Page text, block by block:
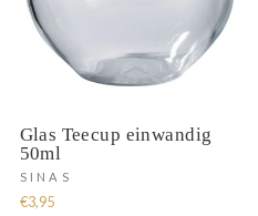
Glas Teecup einwandig
50ml
SINAS
€3,95